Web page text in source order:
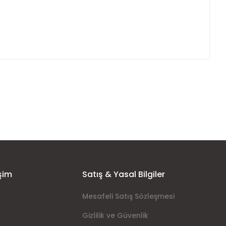
Satış & Yasal Bilgiler
Mesafeli Satış Sözleşmesi
Gizlilik ve Güvenlik